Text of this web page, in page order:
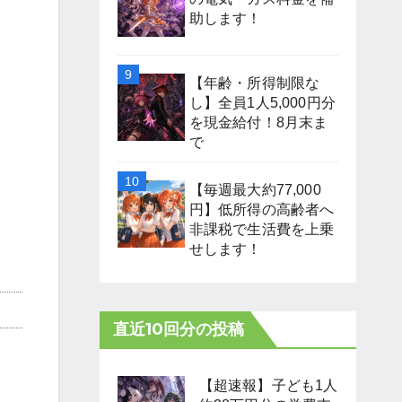
助します！
【年齢・所得制限な
し】全員1人5,000円分
を現金給付！8月末ま
で
【毎週最大約77,000
円】低所得の高齢者へ
非課税で生活費を上乗
せします！
直近10回分の投稿
【超速報】子ども1人